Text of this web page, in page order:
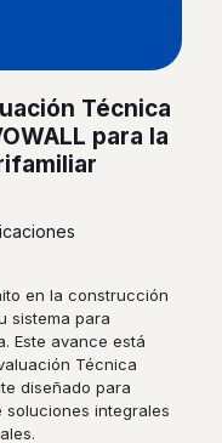
Técnica
para la
en la construcción
sistema para
Este avance está
Técnica
diseñado para
integrales